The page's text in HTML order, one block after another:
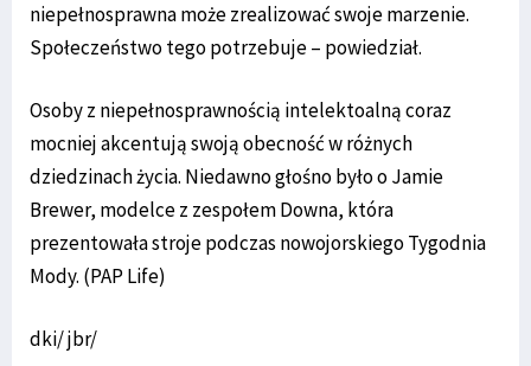
niepełnosprawna może zrealizować swoje marzenie.
Społeczeństwo tego potrzebuje – powiedział.
Osoby z niepełnosprawnością intelektoalną coraz
mocniej akcentują swoją obecność w różnych
dziedzinach życia. Niedawno głośno było o Jamie
Brewer, modelce z zespołem Downa, która
prezentowała stroje podczas nowojorskiego Tygodnia
Mody. (PAP Life)
dki/ jbr/